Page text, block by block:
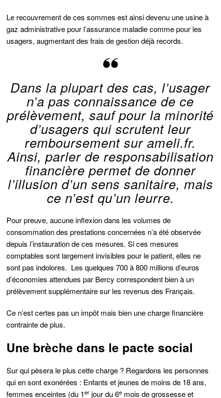
Le recouvrement de ces sommes est ainsi devenu une usine à
gaz administrative pour l’assurance maladie comme pour les
usagers, augmentant des frais de gestion déjà records.
Dans la plupart des cas, l’usager
n’a pas connaissance de ce
prélèvement, sauf pour la minorité
d’usagers qui scrutent leur
remboursement sur ameli.fr.
Ainsi, parler de responsabilisation
financière permet de donner
l’illusion d’un sens sanitaire, mais
ce n’est qu’un leurre.
Pour preuve, aucune inflexion dans les volumes de
consommation des prestations concernées n’a été observée
depuis l’instauration de ces mesures. Si ces mesures
comptables sont largement invisibles pour le patient, elles ne
sont pas indolores. Les quelques 700 à 800 millions d’euros
d’économies attendues par Bercy correspondent bien à un
prélèvement supplémentaire sur les revenus des Français.
Ce n’est certes pas un impôt mais bien une charge financière
contrainte de plus.
Une brèche dans le pacte social
Sur qui pèsera le plus cette charge ? Regardons les personnes
qui en sont exonérées : Enfants et jeunes de moins de 18 ans,
femmes enceintes (du 1er jour du 6e mois de grossesse et